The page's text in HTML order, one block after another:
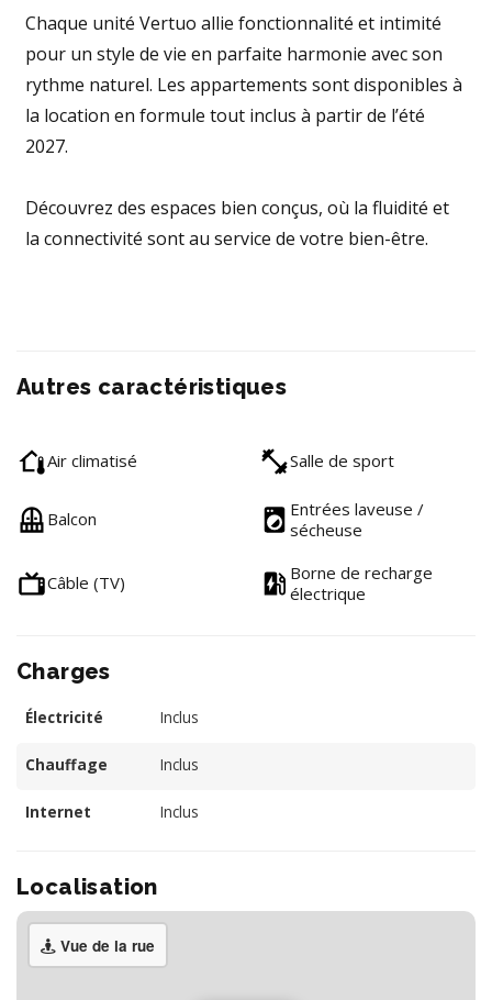
Chaque unité Vertuo allie fonctionnalité et intimité
pour un style de vie en parfaite harmonie avec son
rythme naturel. Les appartements sont disponibles à
la location en formule tout inclus à partir de l’été
2027.
Découvrez des espaces bien conçus, où la fluidité et
la connectivité sont au service de votre bien-être.
Autres caractéristiques
Air climatisé Salle de sport
Balcon
Entrées laveuse /
sécheuse
Câble (TV)
Borne de recharge
électrique
Charges
Électricité Inclus
Chauffage Inclus
Internet Inclus
Localisation
Vue de la rue